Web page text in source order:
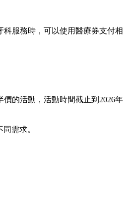
服務時，可以使用醫療券支付相
的活動，活動時間截止到2026年
需求。